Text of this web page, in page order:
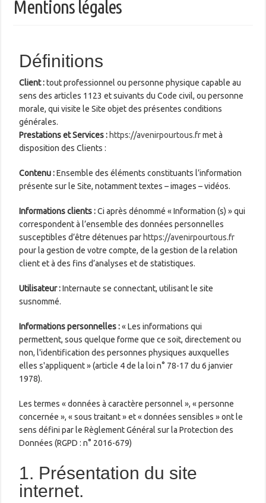
Mentions légales
Définitions
Client :tout professionnel ou personne physique capable au
sens des articles 1123 et suivants du Code civil, ou personne
morale, qui visite le Site objet des présentes conditions
générales.
Prestations et Services : https://avenirpourtous.frmet à
disposition des Clients :
Contenu :Ensemble des éléments constituants l’information
présente sur le Site, notamment textes – images – vidéos.
Informations clients :Ci après dénommé « Information (s) » qui
correspondent à l’ensemble des données personnelles
susceptibles d’être détenues parhttps://avenirpourtous.fr
pour la gestion de votre compte, de la gestion de la relation
client et à des fins d’analyses et de statistiques.
Utilisateur :Internaute se connectant, utilisant le site
susnommé.
Informations personnelles :« Les informations qui
permettent, sous quelque forme que ce soit, directement ou
non, l'identification des personnes physiques auxquelles
elles s'appliquent » (article 4 de la loi n° 78-17 du 6 janvier
1978).
Les termes « données à caractère personnel », « personne
concernée », « sous traitant » et « données sensibles » ont le
sens défini par le Règlement Général sur la Protection des
Données (RGPD : n° 2016-679)
1. Présentation du site
internet.